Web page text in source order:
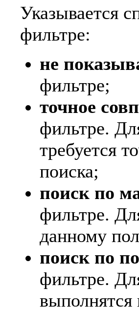
Указывается
фильтре:
не
фильтре;
точное
фильтре.
требуется
поиска;
поиск по
фильтре.
данному
поиск по
фильтре.
выполнятся